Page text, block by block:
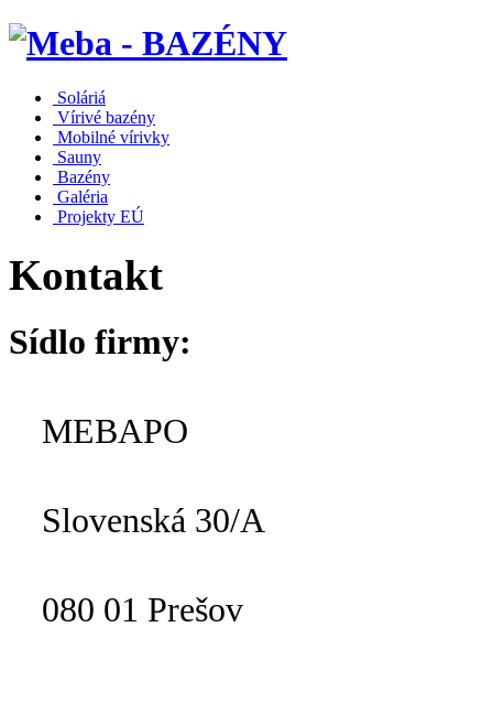
Soláriá
Vírivé bazény
Mobilné vírivky
Sauny
Bazény
Galéria
Projekty EÚ
Kontakt
Sídlo firmy:
MEBAPO
Slovenská 30/A
080 01 Prešov